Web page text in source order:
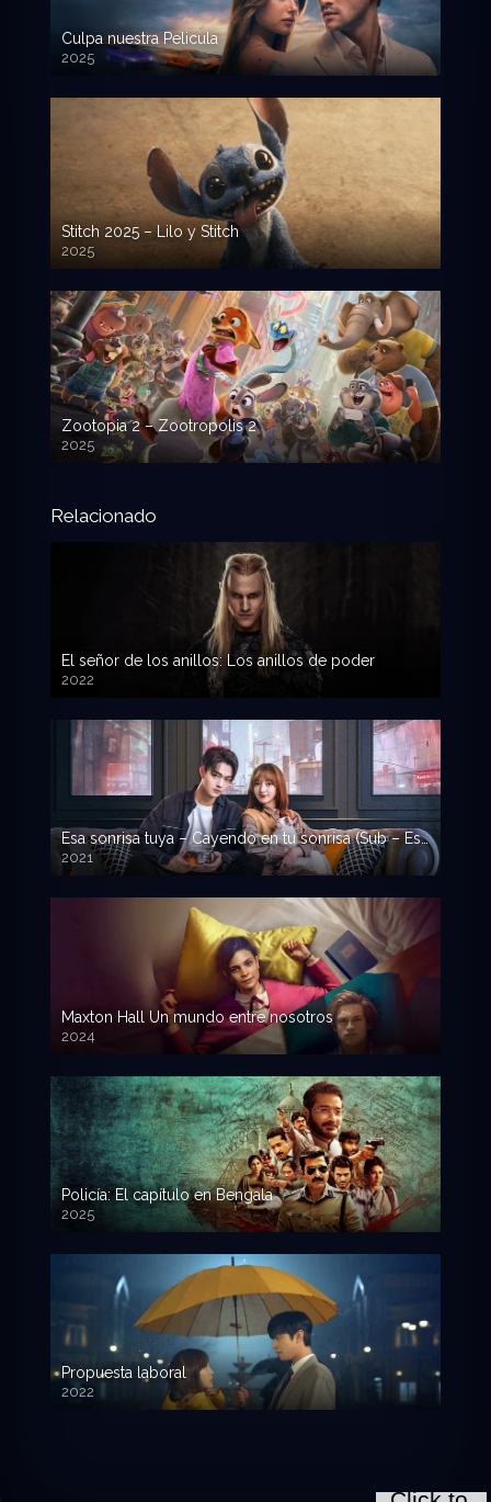
Culpa nuestra Pelicula
2025
720p HD
Stitch 2025 – Lilo y Stitch
2025
720p HD
Zootopia 2 – Zootropolis 2
2025
720p HD
Relacionado
El señor de los anillos: Los anillos de poder
2022
Esa sonrisa tuya – Cayendo en tu sonrisa (Sub – Español)
2021
Maxton Hall Un mundo entre nosotros
2024
Policía: El capítulo en Bengala
2025
Propuesta laboral
2022